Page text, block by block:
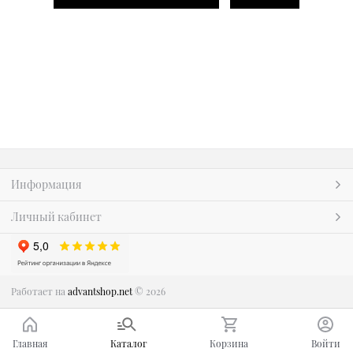
Информация
Личный кабинет
Работает на advantshop.net© 2026
Главная Каталог Корзина Войти